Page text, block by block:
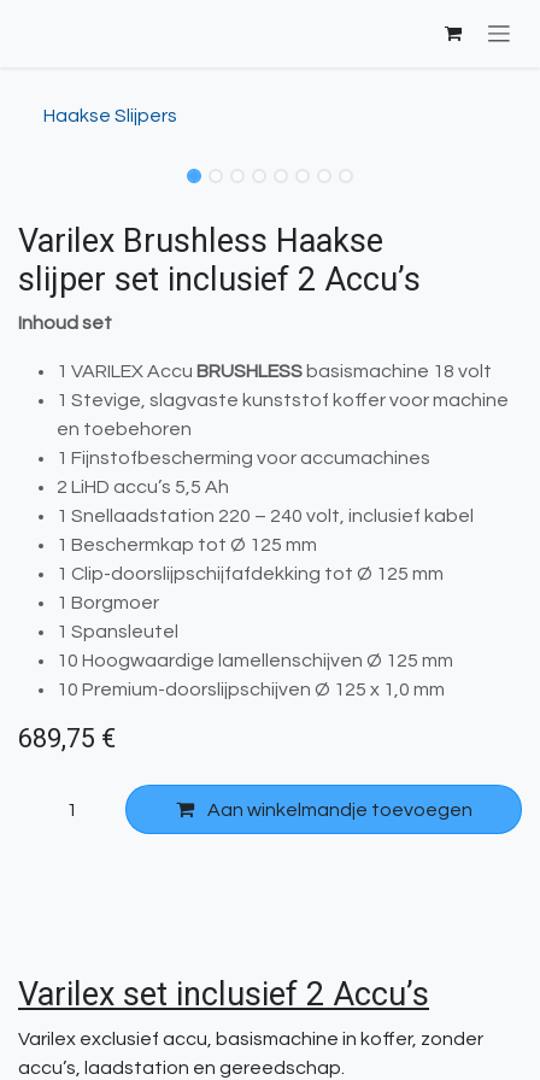
Haakse Slijpers
Varilex Brushless Haakse
slijper set inclusief 2 Accu’s
Inhoud set
1 VARILEX Accu BRUSHLESS basismachine 18 volt
1 Stevige, slagvaste kunststof koffer voor machine
en toebehoren
1 Fijnstofbescherming voor accumachines
2 LiHD accu’s 5,5 Ah
1 Snellaadstation 220 – 240 volt, inclusief kabel
1 Beschermkap tot Ø 125 mm
1 Clip-doorslijpschijfafdekking tot Ø 125 mm
1 Borgmoer
1 Spansleutel
10 Hoogwaardige lamellenschijven Ø 125 mm
10 Premium-doorslijpschijven Ø 125 x 1,0 mm
689,75 €
Aan winkelmandje toevoegen
Varilex set inclusief 2 Accu’s
Varilex exclusief accu, basismachine in koffer, zonder
accu’s, laadstation en gereedschap.